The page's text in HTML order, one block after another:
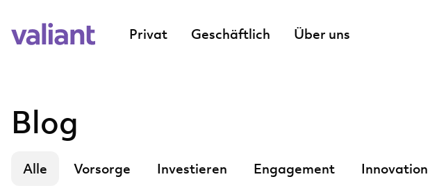
Privat Geschäftlich Über uns
Blog
Alle Vorsorge Investieren Engagement Innovation